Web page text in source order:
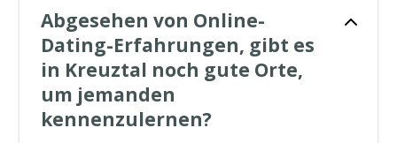
Abgesehen von Online-
Dating-Erfahrungen, gibt es
in Kreuztal noch gute Orte,
um jemanden
kennenzulernen?